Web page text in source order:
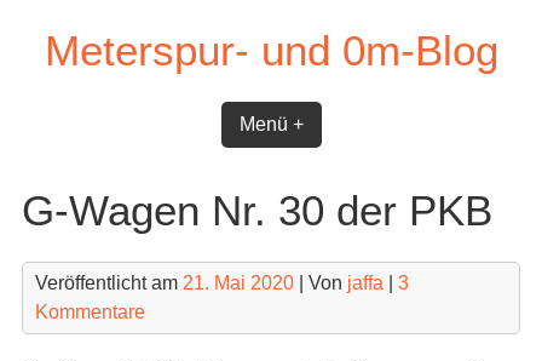
contentMeterspur- und 0m-Blog
Menü +
G-Wagen Nr. 30 der PKB
Veröffentlicht am 21. Mai 2020| Von jaffa
3
Kommentare